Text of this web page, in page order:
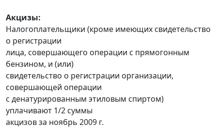
Акцизы:
Налогоплательщики (кроме имеющих свидетельство
о регистрации
лица, совершающего операции с прямогонным
бензином, и (или)
свидетельство о регистрации организации,
совершающей операции
с денатурированным этиловым спиртом)
уплачивают 1/2 суммы
акцизов за ноябрь 2009 г.